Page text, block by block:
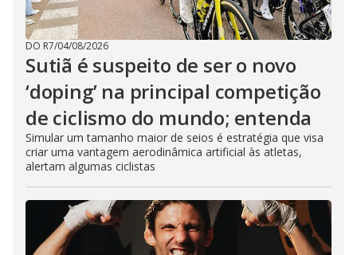
DO R7/04/08/2026
Sutiã é suspeito de ser o novo
‘doping’ na principal competição
de ciclismo do mundo; entenda
Simular um tamanho maior de seios é estratégia que visa
criar uma vantagem aerodinâmica artificial às atletas,
alertam algumas ciclistas